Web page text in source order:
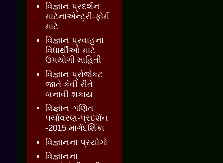
વિજ્ઞાન પ્રદર્શન
માટેનાએન્ટ્રી-ફોર્મ
માટે
વિજ્ઞાન પ્રવાહના
વિધાર્થીઓ માટે
ઉપયોગી માહિતી
વિજ્ઞાન પ્રોજેકટ
જાતે કેવી રીતે
બનાવી શકાય
વિજ્ઞાન-ગણિત-
પર્યાવરણ-પ્રદર્શન
-2015 માર્ગદર્શિકા
વિજ્ઞાનના પ્રયોગો
વિજ્ઞાનના